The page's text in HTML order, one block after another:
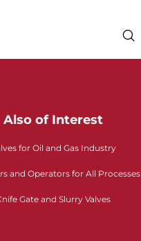
Also of Interest
for Oil and Gas Industry
and Operators for All Processes
Gate and Slurry Valves